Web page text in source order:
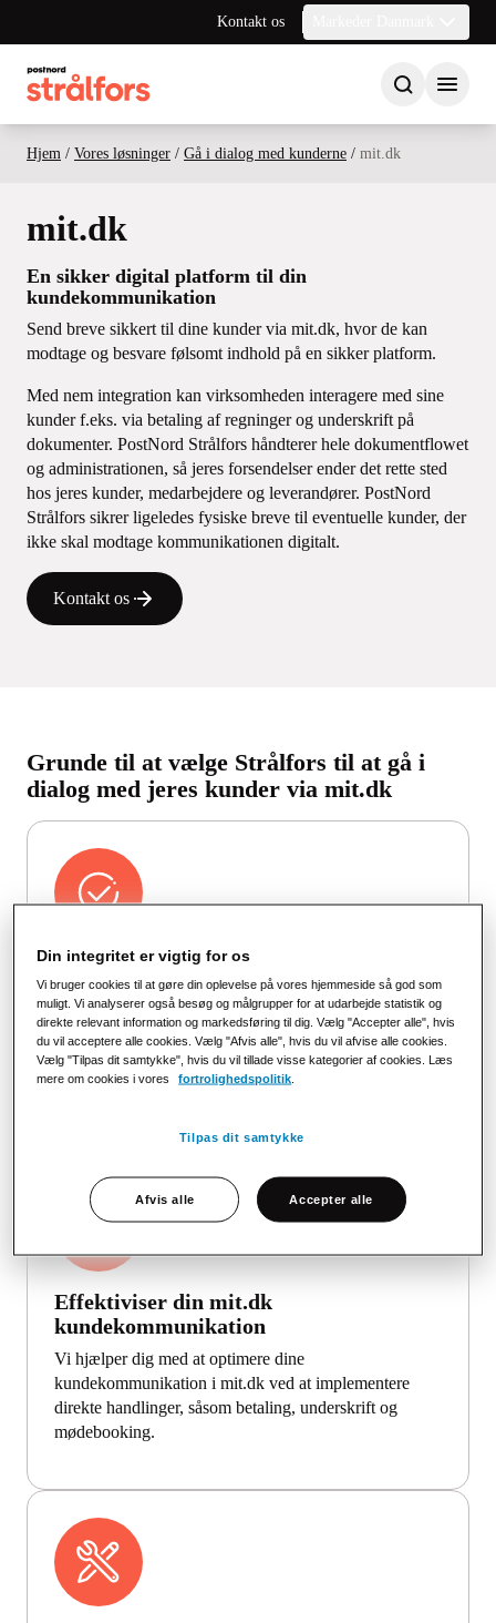
Kontakt os
Hjem / Vores løsninger / Gå i dialog med kunderne / mit.dk
mit.dk
En sikker digital platform til din
kundekommunikation
Send breve sikkert til dine kunder via mit.dk, hvor de kan
modtage og besvare følsomt indhold på en sikker platform.
Med nem integration kan virksomheden interagere med sine
kunder f.eks. via betaling af regninger og underskrift på
dokumenter. PostNord Strålfors håndterer hele dokumentflowet
og administrationen, så jeres forsendelser ender det rette sted
hos jeres kunder, medarbejdere og leverandører. PostNord
Strålfors sikrer ligeledes fysiske breve til eventuelle kunder, der
ikke skal modtage kommunikationen digitalt.
Kontakt os
Grunde til at vælge Strålfors til at gå i
dialog med jeres kunder via mit.dk
Nem administration og fuld kontrol
mit.dk er en del af Strålfors Omnichannel platformen,
som giver dig adgang til et selvbetjeningsunivers med
overblik over forsendelseslog og statistik. Platformen
understøtter også flere kanaler, såsom print, e-mail og
Effektiviser din mit.dk
kundekommunikation
Vi hjælper dig med at optimere dine
kundekommunikation i mit.dk ved at implementere
direkte handlinger, såsom betaling, underskrift og
mødebooking.
Din integritet er vigtig for os
Vi bruger cookies til at gøre din oplevelse på vores hjemmeside så god som
muligt. Vi analyserer også besøg og målgrupper for at udarbejde statistik og
direkte relevant information og markedsføring til dig. Vælg "Accepter alle", hvis
du vil acceptere alle cookies. Vælg "Afvis alle", hvis du vil afvise alle cookies.
Vælg "Tilpas dit samtykke", hvis du vil tillade visse kategorier af cookies. Læs
mere om cookies i vores
fortrolighedspolitik
Tilpas dit samtykke
Afvis alle Accepter alle